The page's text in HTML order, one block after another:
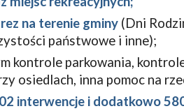
na terenie gminy (Dni
państwowe i inne);
kontrole parkowania,
osiedlach, inna pomoc na
interwencje i dodatkowo